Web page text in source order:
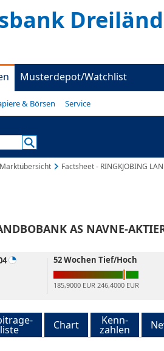
Musterdepot/Watchlist
& Börsen Service
Marktübersicht Factsheet - RINGKJOBING
AS NAVNE-
52 Wochen Tief/Hoch
185,9000 EUR 246,4000 EUR
liste Chart Kenn-
zahlen